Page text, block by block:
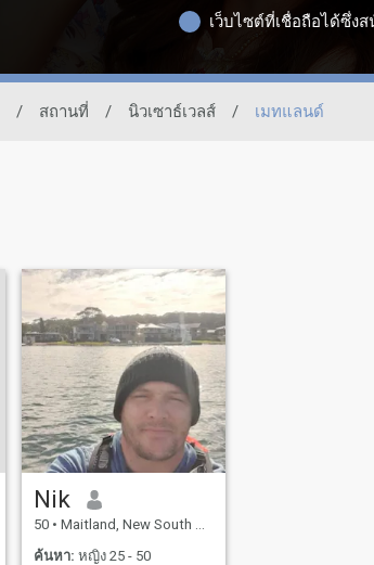
เว็บไซต์ที่เชื่อถือได้ซึ่ง
/ สถานที่ / นิวเซาธ์เวลส์ / เมทแลนด์
Nik
50 • Maitland, New South Wales, ออสเตรเลีย
ค้นหา: หญิง 25 - 50